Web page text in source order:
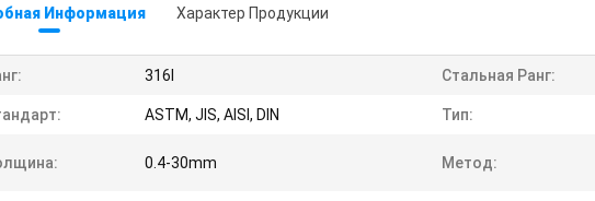
Информация Характер Продукции
316l Стальная Ранг:
ASTM, JIS, AISI, DIN Тип:
0.4-30mm Метод: